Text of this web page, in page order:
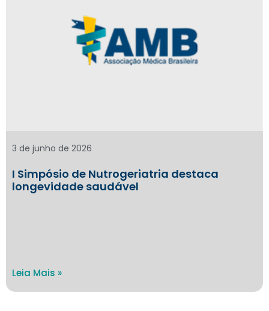
I Simpósio de Nutrogeriatria destaca
longevidade saudável
3 de junho de 2026
Leia Mais »